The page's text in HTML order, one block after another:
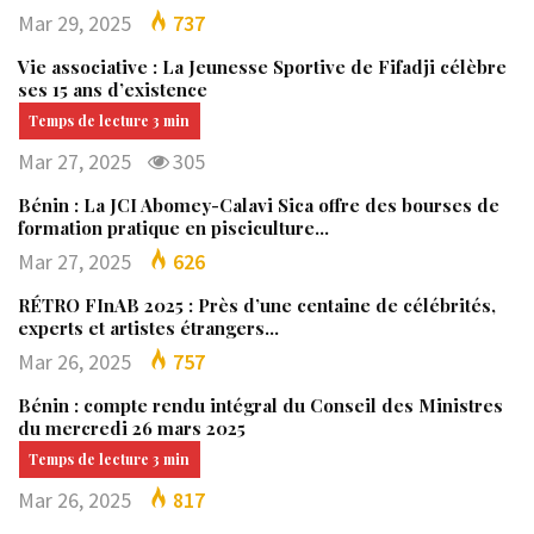
Mar 29, 2025 737
Vie associative : La Jeunesse Sportive de Fifadji célèbre
ses 15 ans d’existence
Mar 27, 2025 305
Bénin : La JCI Abomey-Calavi Sica offre des bourses de
formation pratique en pisciculture…
Mar 27, 2025 626
RÉTRO FInAB 2025 : Près d’une centaine de célébrités,
experts et artistes étrangers…
Mar 26, 2025 757
Bénin : compte rendu intégral du Conseil des Ministres
du mercredi 26 mars 2025
Mar 26, 2025 817